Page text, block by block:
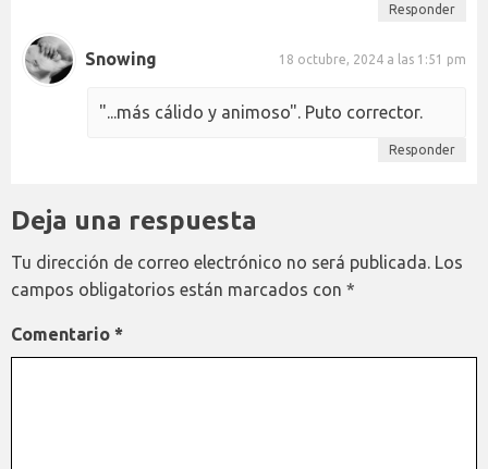
Responder
Snowing 18 octubre, 2024 a las 1:51 pm
"...más cálido y animoso". Puto corrector.
Responder
Deja una respuesta
Tu dirección de correo electrónico no será publicada. Los
campos obligatorios están marcados con *
Comentario *